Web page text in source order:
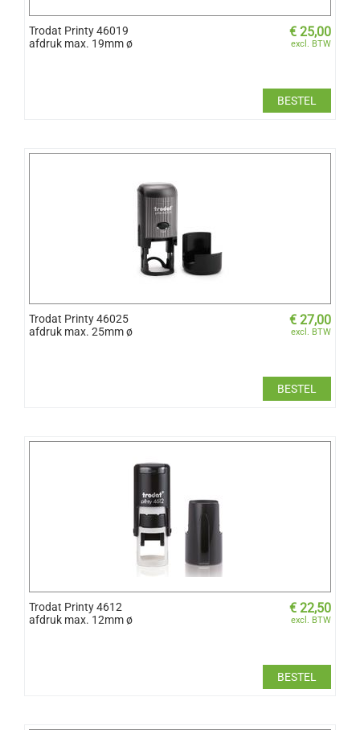
Trodat Printy 46019
afdruk max. 19mm ø
€ 25,00
excl. BTW
BESTEL
Trodat Printy 46025
afdruk max. 25mm ø
€ 27,00
excl. BTW
BESTEL
Trodat Printy 4612
afdruk max. 12mm ø
€ 22,50
excl. BTW
BESTEL